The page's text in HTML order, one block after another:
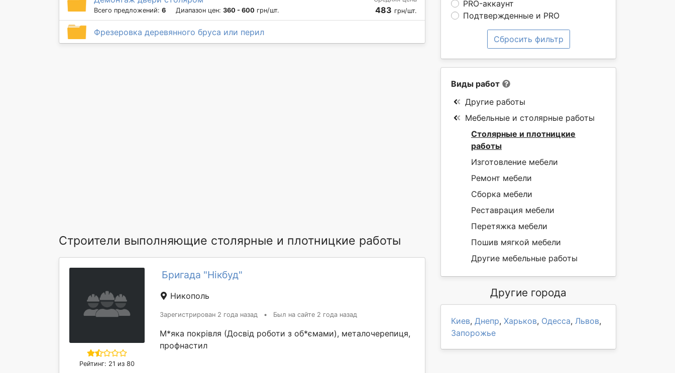
PRO-аккаунт
Подтвержденные и PRO
Сбросить фильтр
Всего предложений: 6 Диапазон цен: 360 - 600 грн/шт. 483 грн/шт.
Фрезеровка деревянного бруса или перил
Строители выполняющие столярные и плотницкие работы
Рейтинг: 21 из 80
Бригада "Нікбуд"
Никополь
Зарегистрирован 2 года назад • Был на сайте 2 года назад
М*яка покрівля (Досвід роботи з об*ємами), металочерепиця,
профнастил
Виды работ
Другие работы
Мебельные и столярные работы
Столярные и плотницкие
работы
Изготовление мебели
Ремонт мебели
Сборка мебели
Реставрация мебели
Перетяжка мебели
Пошив мягкой мебели
Другие мебельные работы
Другие города
Киев, Днепр, Харьков, Одесса, Львов,
Запорожье